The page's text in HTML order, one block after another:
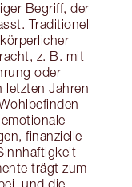
Begriff, der
Traditionell
z. B. mit
oder
letzten Jahren
finanzielle
trägt zum
und die